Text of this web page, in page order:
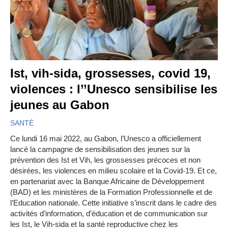
Ist, vih-sida, grossesses, covid 19,
violences : l’’Unesco sensibilise les
jeunes au Gabon
SANTÉ
Ce lundi 16 mai 2022, au Gabon, l’Unesco a officiellement
lancé la campagne de sensibilisation des jeunes sur la
prévention des Ist et Vih, les grossesses précoces et non
désirées, les violences en milieu scolaire et la Covid-19. Et ce,
en partenariat avec la Banque Africaine de Développement
(BAD) et les ministères de la Formation Professionnelle et de
l’Education nationale. Cette initiative s’inscrit dans le cadre des
activités d’information, d’éducation et de communication sur
les Ist, le Vih-sida et la santé reproductive chez les